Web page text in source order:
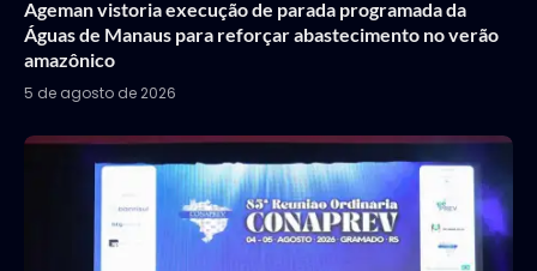
Ageman vistoria execução de parada programada da
Águas de Manaus para reforçar abastecimento no verão
amazônico
5 de agosto de 2026